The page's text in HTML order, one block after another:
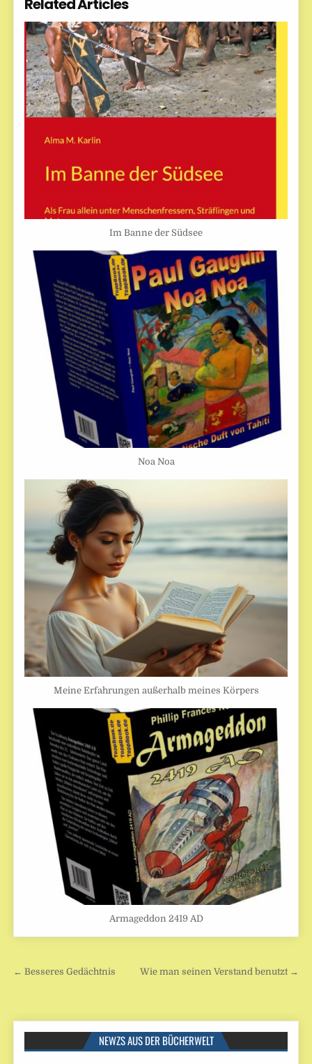
Related Articles
Im Banne der Südsee
Noa Noa
Meine Erfahrungen außerhalb meines Körpers
Armageddon 2419 AD
Beitragsnavigation
← Besseres Gedächtnis Wie man seinen Verstand benutzt →
NEWZS AUS DER BÜCHERWELT